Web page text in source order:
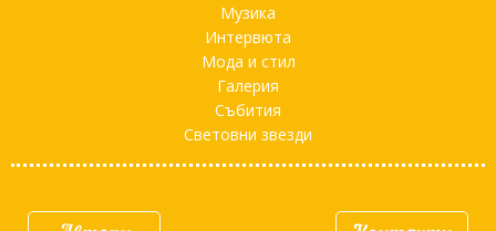
Музика
Интервюта
Мода и стил
Галерия
Събития
Световни звезди